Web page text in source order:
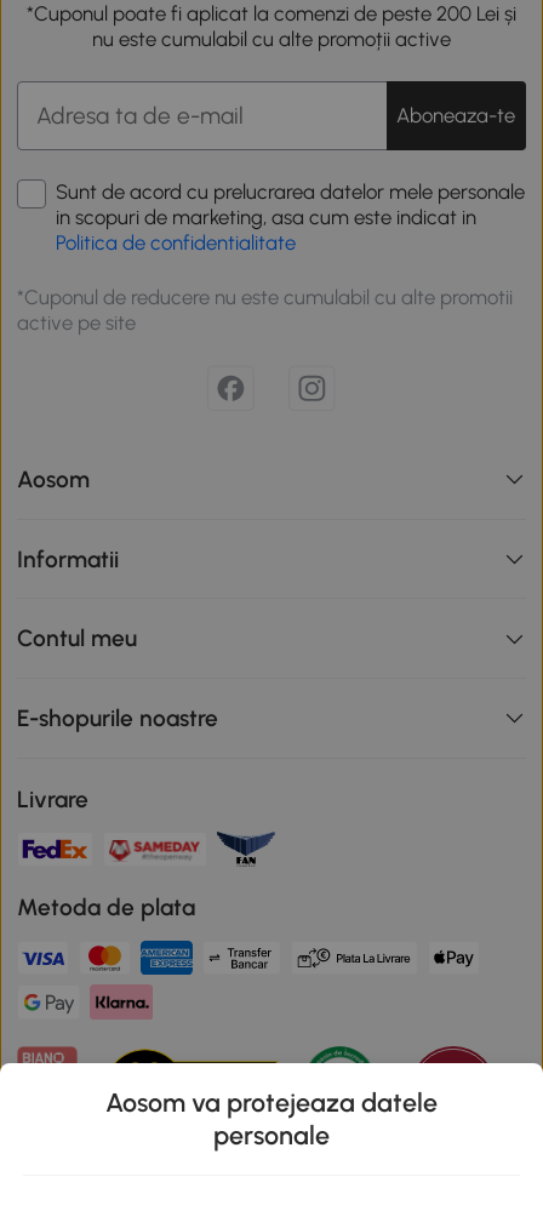
*Cuponul poate fi aplicat la comenzi de peste 200 Lei și
nu este cumulabil cu alte promoții active
Aboneaza-te
Sunt de acord cu prelucrarea datelor mele personale
in scopuri de marketing, asa cum este indicat in
Politica de confidentialitate
*Cuponul de reducere nu este cumulabil cu alte promotii
active pe site
Aosom
Informatii
Contul meu
E-shopurile noastre
Livrare
Metoda de plata
Aosom va protejeaza datele
personale